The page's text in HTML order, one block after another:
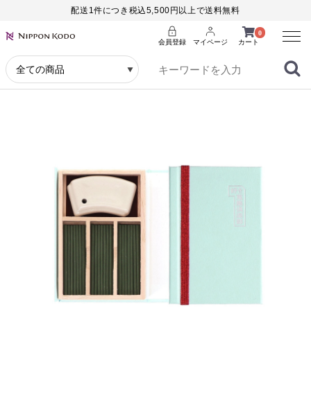
配送1件につき税込5,500円以上で送料無料
0
カート
会員登録 マイページ
Menu